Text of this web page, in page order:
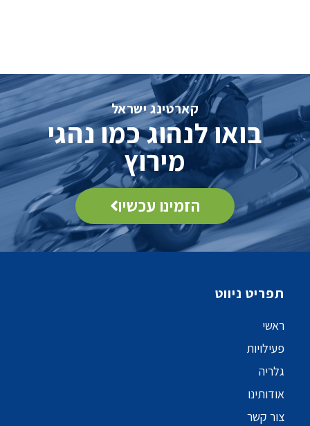
קארטינג ישראל
בואו לנהוג כמו נהגי
מירוץ
הזמינו עכשיו
תפריט ניווט
ראשי
פעילויות
גלריה
אודותינו
צור קשר